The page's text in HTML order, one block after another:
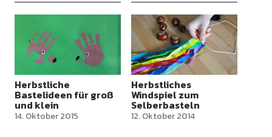
Herbstliche
Bastelideen für groß
und klein
14. Oktober 2015
Herbstliches
Windspiel zum
Selberbasteln
12. Oktober 2014